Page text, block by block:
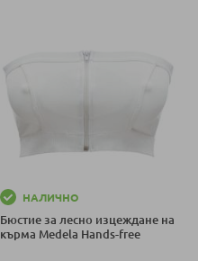
НАЛИЧНО
Бюстие за лесно изцеждане на
кърма Medela Hands-free